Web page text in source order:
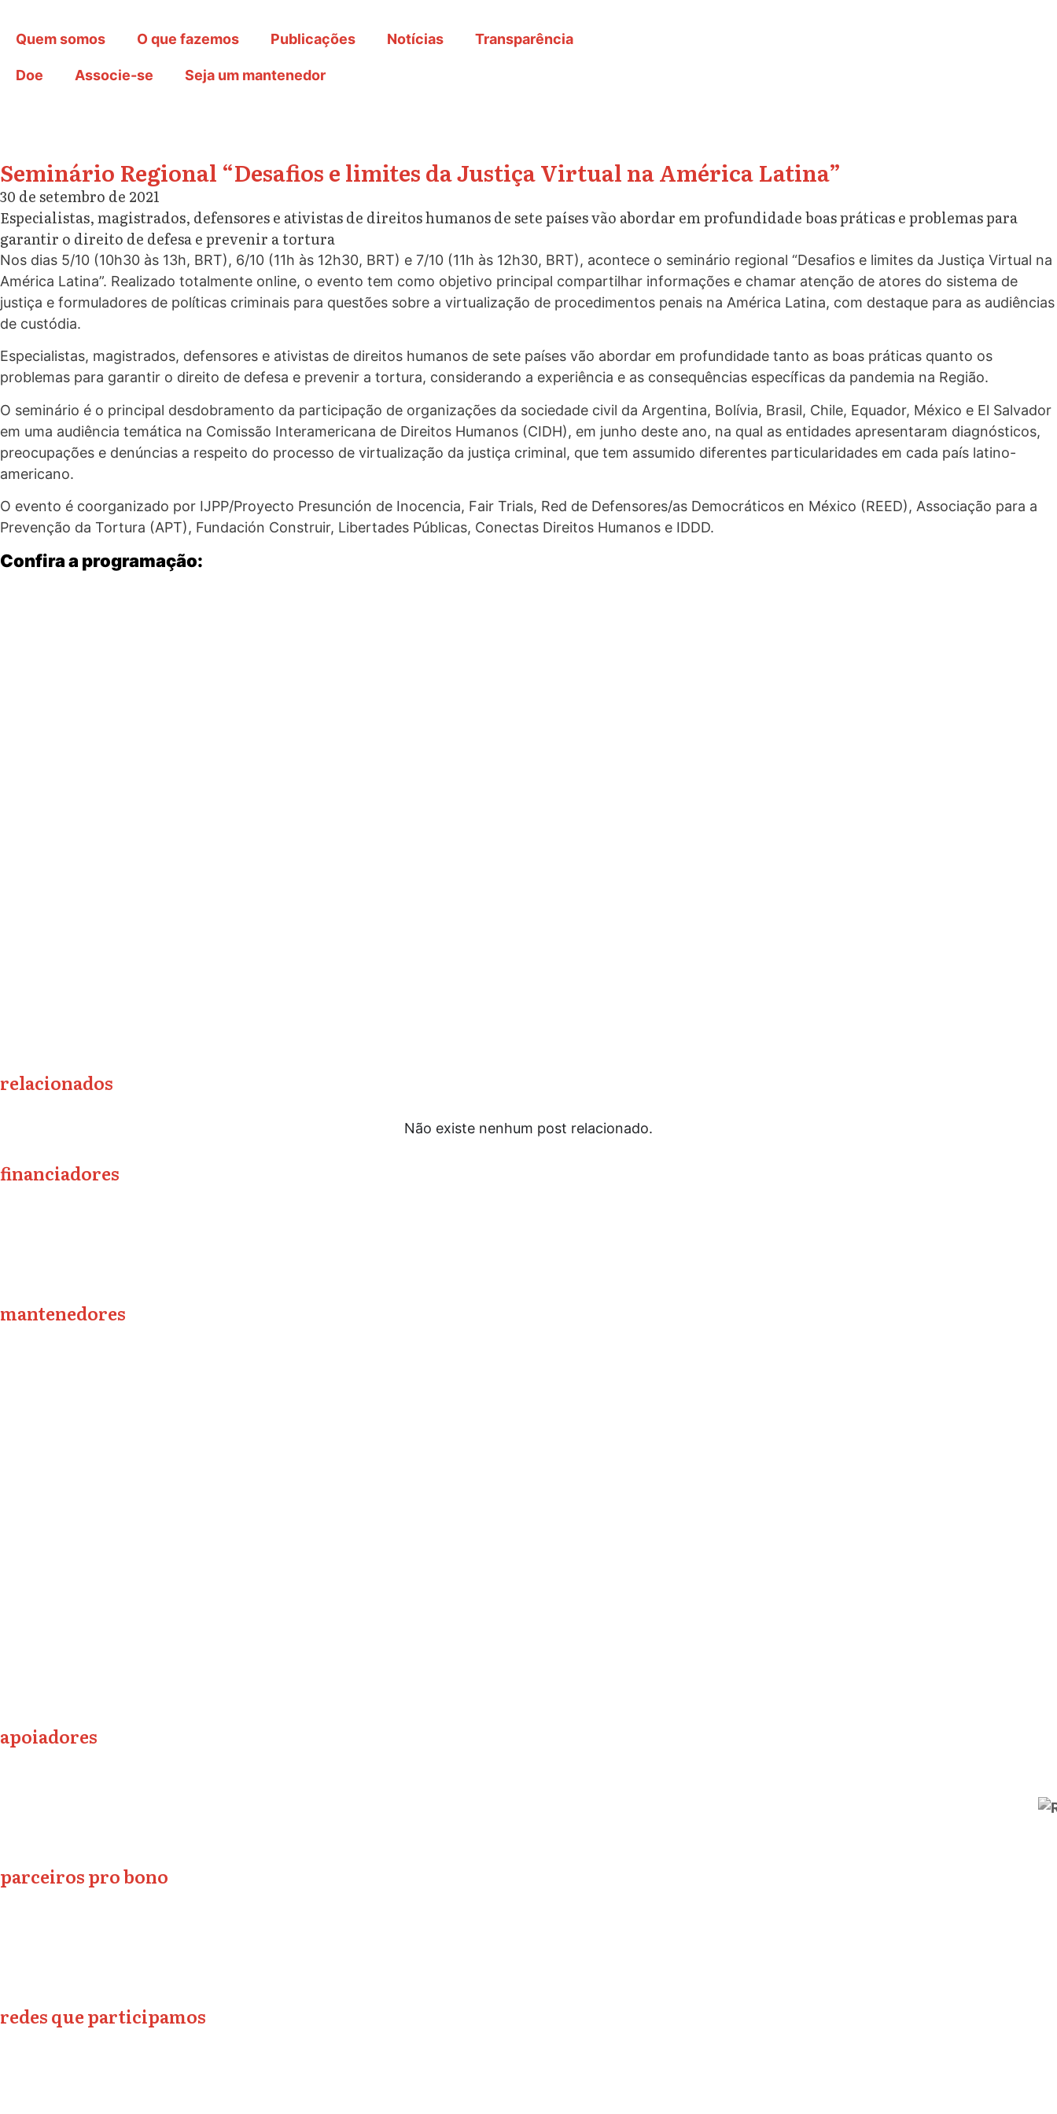
Quem somos O que fazemos Publicações Notícias Transparência
Doe Associe-se Seja um mantenedor
Seminário Regional “Desafios e limites da Justiça Virtual na América Latina”
30 de setembro de 2021
Especialistas, magistrados, defensores e ativistas de direitos humanos de sete países vão abordar em profundidade boas práticas e problemas para
garantir o direito de defesa e prevenir a tortura
Nos dias 5/10 (10h30 às 13h, BRT), 6/10 (11h às 12h30, BRT) e 7/10 (11h às 12h30, BRT), acontece o seminário regional “Desafios e limites da Justiça Virtual na
América Latina”. Realizado totalmente online, o evento tem como objetivo principal compartilhar informações e chamar atenção de atores do sistema de
justiça e formuladores de políticas criminais para questões sobre a virtualização de procedimentos penais na América Latina, com destaque para as audiências
de custódia.
Especialistas, magistrados, defensores e ativistas de direitos humanos de sete países vão abordar em profundidade tanto as boas práticas quanto os
problemas para garantir o direito de defesa e prevenir a tortura, considerando a experiência e as consequências específicas da pandemia na Região.
O seminário é o principal desdobramento da participação de organizações da sociedade civil da Argentina, Bolívia, Brasil, Chile, Equador, México e El Salvador
em uma audiência temática na Comissão Interamericana de Direitos Humanos (CIDH), em junho deste ano, na qual as entidades apresentaram diagnósticos,
preocupações e denúncias a respeito do processo de virtualização da justiça criminal, que tem assumido diferentes particularidades em cada país latino-
americano.
O evento é coorganizado por IJPP/Proyecto Presunción de Inocencia, Fair Trials, Red de Defensores/as Democráticos en México (REED), Associação para a
Prevenção da Tortura (APT), Fundación Construir, Libertades Públicas, Conectas Direitos Humanos e IDDD.
Confira a programação:
relacionados
Não existe nenhum post relacionado.
financiadores
mantenedores
apoiadores
parceiros pro bono
redes que participamos